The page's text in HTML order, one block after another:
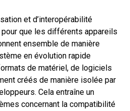
et d’interopérabilité
que les différents appareils
ensemble de manière
en évolution rapide
de matériel, de logiciels
créés de manière isolée par
Cela entraîne un
concernant la compatibilité